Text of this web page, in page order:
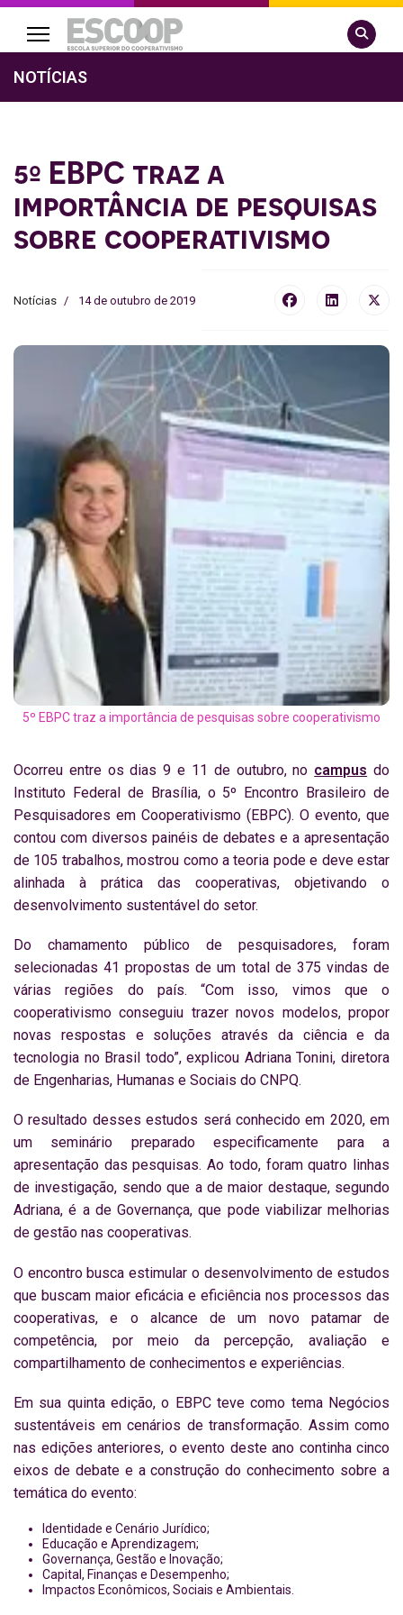
Pesquisar
NOTÍCIAS
5º EBPC traz a
importância de pesquisas
sobre cooperativismo
Notícias 14 de outubro de 2019
5º EBPC traz a importância de pesquisas sobre cooperativismo
Ocorreu entre os dias 9 e 11 de outubro, no campus do
Instituto Federal de Brasília, o 5º Encontro Brasileiro de
Pesquisadores em Cooperativismo (EBPC). O evento, que
contou com diversos painéis de debates e a apresentação
de 105 trabalhos, mostrou como a teoria pode e deve estar
alinhada à prática das cooperativas, objetivando o
desenvolvimento sustentável do setor.
Do chamamento público de pesquisadores, foram
selecionadas 41 propostas de um total de 375 vindas de
várias regiões do país. “Com isso, vimos que o
cooperativismo conseguiu trazer novos modelos, propor
novas respostas e soluções através da ciência e da
tecnologia no Brasil todo”, explicou Adriana Tonini, diretora
de Engenharias, Humanas e Sociais do CNPQ.
O resultado desses estudos será conhecido em 2020, em
um seminário preparado especificamente para a
apresentação das pesquisas. Ao todo, foram quatro linhas
de investigação, sendo que a de maior destaque, segundo
Adriana, é a de Governança, que pode viabilizar melhorias
de gestão nas cooperativas.
O encontro busca estimular o desenvolvimento de estudos
que buscam maior eficácia e eficiência nos processos das
cooperativas, e o alcance de um novo patamar de
competência, por meio da percepção, avaliação e
compartilhamento de conhecimentos e experiências.
Em sua quinta edição, o EBPC teve como tema Negócios
sustentáveis em cenários de transformação. Assim como
nas edições anteriores, o evento deste ano continha cinco
eixos de debate e a construção do conhecimento sobre a
temática do evento:
Identidade e Cenário Jurídico;
Educação e Aprendizagem;
Governança, Gestão e Inovação;
Capital, Finanças e Desempenho;
Impactos Econômicos, Sociais e Ambientais.